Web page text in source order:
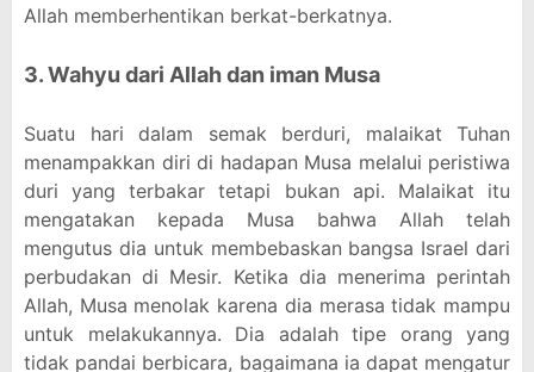
Allah memberhentikan berkat-berkatnya.
3. Wahyu dari Allah dan iman Musa
Suatu hari dalam semak berduri, malaikat Tuhan
menampakkan diri di hadapan Musa melalui peristiwa
duri yang terbakar tetapi bukan api. Malaikat itu
mengatakan kepada Musa bahwa Allah telah
mengutus dia untuk membebaskan bangsa Israel dari
perbudakan di Mesir. Ketika dia menerima perintah
Allah, Musa menolak karena dia merasa tidak mampu
untuk melakukannya. Dia adalah tipe orang yang
tidak pandai berbicara, bagaimana ia dapat mengatur